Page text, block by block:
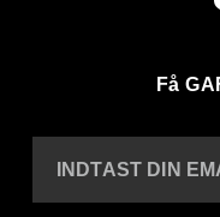
Få
INDTAST DIN